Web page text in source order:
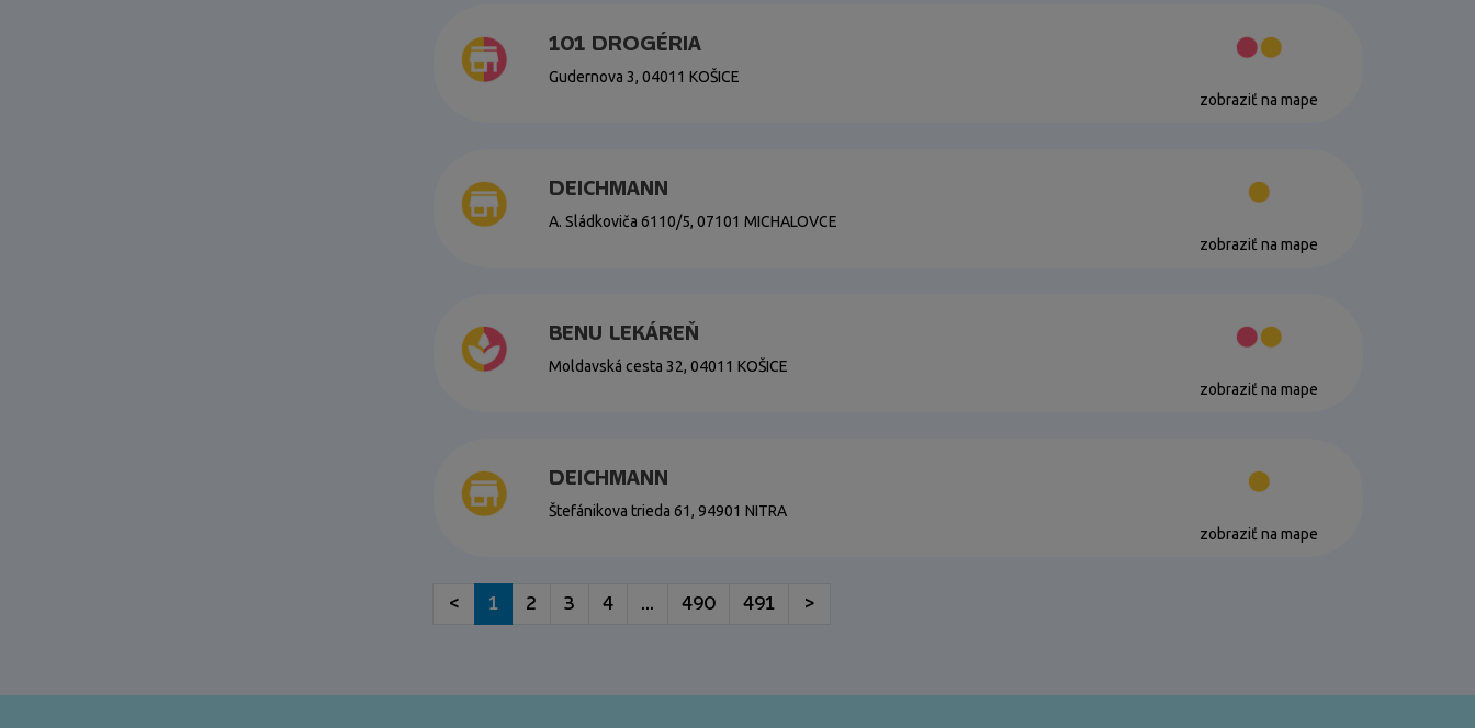
101 DROGÉRIA
Gudernova 3, 04011 KOŠICE
zobraziť na mape
DEICHMANN
A. Sládkoviča 6110/5, 07101 MICHALOVCE
zobraziť na mape
BENU LEKÁREŇ
Moldavská cesta 32, 04011 KOŠICE
zobraziť na mape
DEICHMANN
Štefánikova trieda 61, 94901 NITRA
zobraziť na mape
< 1 2 3 4 ... 490 491 >